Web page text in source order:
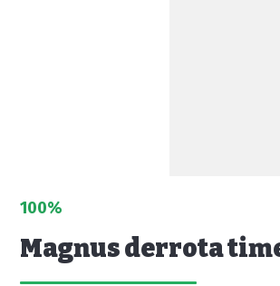
100%
Magnus derrota